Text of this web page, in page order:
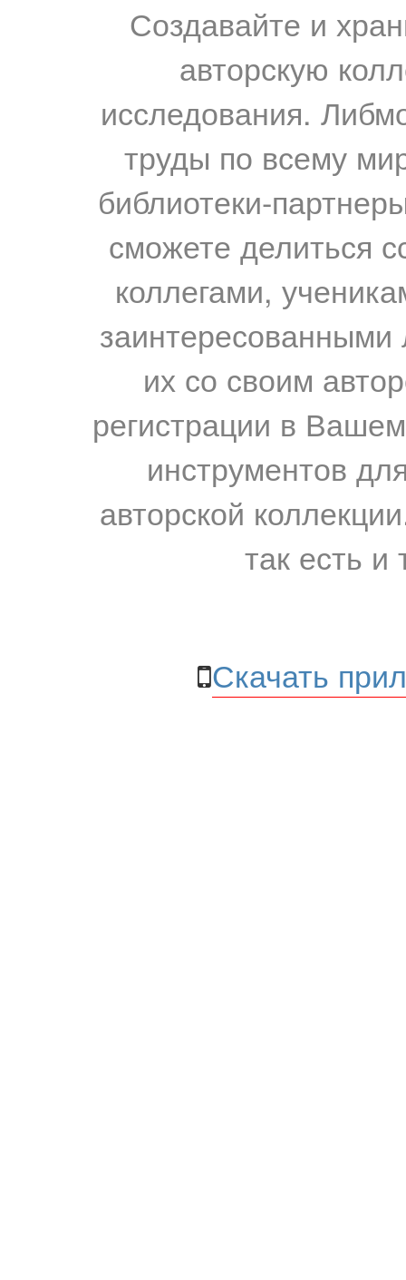
Создавайте и
авторскую
исследования.
труды по всему
библиотеки-
сможете делиться
коллегами,
их со своим
регистрации в
инструментов
авторской
так есть и
Скачать